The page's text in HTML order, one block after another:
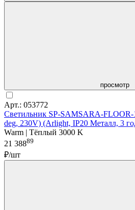
просмотр
Арт.: 053772
Светильник SP-SAMSARA-FLOOR-
deg, 230V) (Arlight, IP20 Металл, 3
Warm | Тёплый 3000 K
21 38889
₽/шт